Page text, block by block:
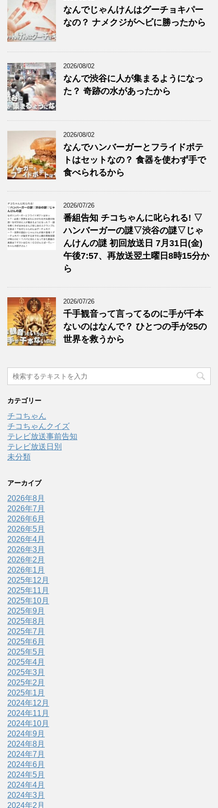
なんでじゃんけんはグーチョキパー
なの？ ナメクジがヘビに勝ったから
2026/08/02
なんで渋谷に人が集まるようになっ
た？ 奇跡の水があったから
2026/08/02
なんでハンバーガーとフライドポテ
トはセットなの？ 食器を使わず手で
食べられるから
2026/07/26
番組告知 チコちゃんに叱られる! ▽
ハンバーガーの謎▽渋谷の謎▽じゃ
んけんの謎 初回放送日 7月31日(金)
午後7:57、再放送翌土曜日8時15分か
ら
2026/07/26
千手観音って言ってるのに手が千本
ないのはなんで？ ひとつの手が25の
世界を救うから
カテゴリー
チコちゃん
チコちゃんクイズ
テレビ放送事前告知
テレビ放送日別
未分類
アーカイブ
2026年8月
2026年7月
2026年6月
2026年5月
2026年4月
2026年3月
2026年2月
2026年1月
2025年12月
2025年11月
2025年10月
2025年9月
2025年8月
2025年7月
2025年6月
2025年5月
2025年4月
2025年3月
2025年2月
2025年1月
2024年12月
2024年11月
2024年10月
2024年9月
2024年8月
2024年7月
2024年6月
2024年5月
2024年4月
2024年3月
2024年2月